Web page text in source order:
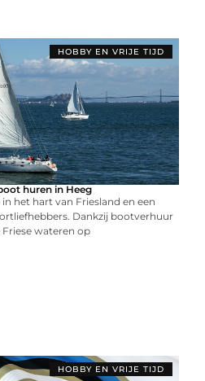
HOBBY EN VRIJE TIJD
huren in Heeg
het hart van Friesland en een
Dankzij bootverhuur
wateren op
HOBBY EN VRIJE TIJD